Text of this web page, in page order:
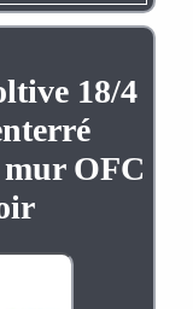
18/4
mur OFC